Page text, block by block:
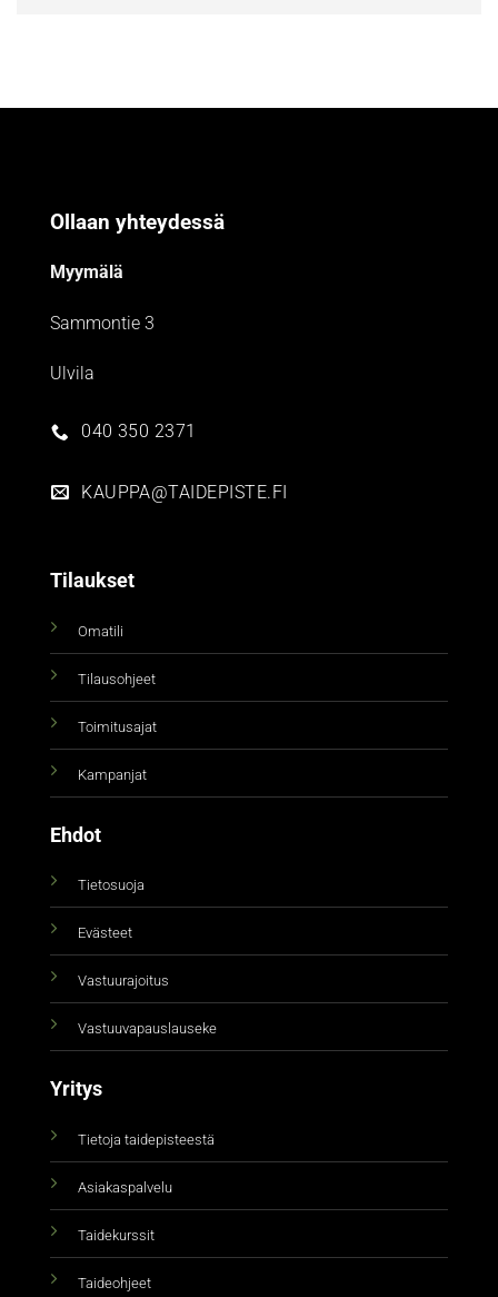
Ollaan yhteydessä
Myymälä
Sammontie 3
Ulvila
040 350 2371
KAUPPA@TAIDEPISTE.FI
Tilaukset
Omatili
Tilausohjeet
Toimitusajat
Kampanjat
Ehdot
Tietosuoja
Evästeet
Vastuurajoitus
Vastuuvapauslauseke
Yritys
Tietoja taidepisteestä
Asiakaspalvelu
Taidekurssit
Taideohjeet